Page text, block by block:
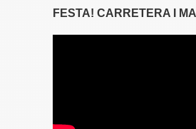
FESTA! CARRETERA I